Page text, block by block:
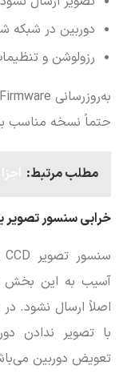
دوربین در شبکه
رزولوشن و
حتماً نسخه مناسب
مطلب مرتبط:
خرابی سنسور تصویر
آسیب به این بخش
اصلاً ارسال نشود.
با تصویر ندادن
تعویض دوربین